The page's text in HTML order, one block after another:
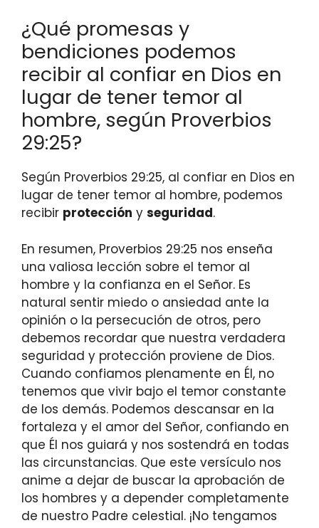
¿Qué promesas y
bendiciones podemos
recibir al confiar en Dios en
lugar de tener temor al
hombre, según Proverbios
29:25?
Según Proverbios 29:25, al confiar en Dios en
lugar de tener temor al hombre, podemos
recibir protección y seguridad.
En resumen, Proverbios 29:25 nos enseña
una valiosa lección sobre el temor al
hombre y la confianza en el Señor. Es
natural sentir miedo o ansiedad ante la
opinión o la persecución de otros, pero
debemos recordar que nuestra verdadera
seguridad y protección proviene de Dios.
Cuando confiamos plenamente en Él, no
tenemos que vivir bajo el temor constante
de los demás. Podemos descansar en la
fortaleza y el amor del Señor, confiando en
que Él nos guiará y nos sostendrá en todas
las circunstancias. Que este versículo nos
anime a dejar de buscar la aprobación de
los hombres y a depender completamente
de nuestro Padre celestial. ¡No tengamos